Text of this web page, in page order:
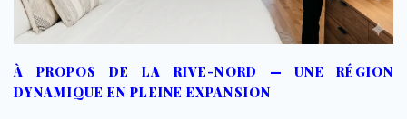
À PROPOS DE LA RIVE-NORD — UNE RÉGION
DYNAMIQUE EN PLEINE EXPANSION